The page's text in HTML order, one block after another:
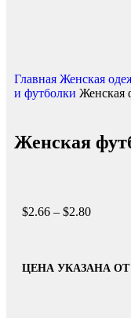
Главная Женская
и футболки Женская
Женская
$2.66 – $2.80
ЦЕНА УКАЗАНА ОТ